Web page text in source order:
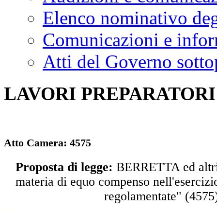
Elenco nominativo
Comunicazioni e
Atti del Governo
LAVORI
Atto Camera: 4575
Proposta di legge: BERRETTA ed
materia di equo compenso
regolamentate"